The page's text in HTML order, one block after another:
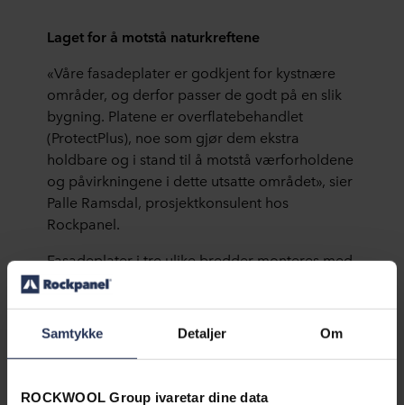
Samtykke Detaljer Om
ROCKWOOL Group ivaretar dine data
Laget for å motstå naturkreftene
«Våre fasadeplater er godkjent for kystnære
områder, og derfor passer de godt på en slik
bygning. Platene er overflatebehandlet
(ProtectPlus), noe som gjør dem ekstra
holdbare og i stand til å motstå værforholdene
og påvirkningene i dette utsatte området», sier
Palle Ramsdal, prosjektkonsulent hos
Rockpanel.
Fasadeplater i tre ulike bredder monteres med
lett overlapping for å skape variasjon og
valgte helt bevisst en monteringsmetode som
gir fasaden optimal holdbarhet, og kan motstå
Platene er derfor montert med en lett